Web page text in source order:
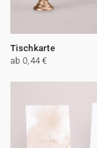
Tischkarte
ab 0,44 €